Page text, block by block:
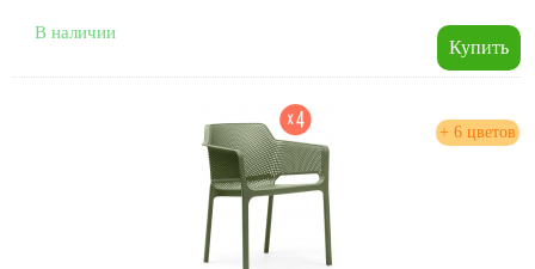
В наличии
+ 6 цветов